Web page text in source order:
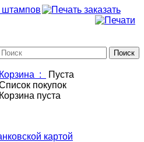
Корзина :
Пуста
покупок
Корзина пуста
картой